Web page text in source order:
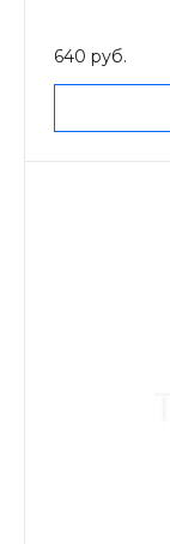
640 руб.